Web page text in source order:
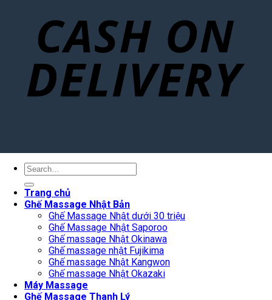
Search
Trang chủ
Ghế Massage Nhật Bản
Ghế Massage Nhật dưới 30 triệu
Ghế Massage Nhật Saporoo
Ghế massage Nhật Okinawa
Ghế massage nhật Fujikima
Ghế massage Nhật Kangwon
Ghế massage Nhật Okazaki
Máy Massage
Ghế Massage Thanh Lý